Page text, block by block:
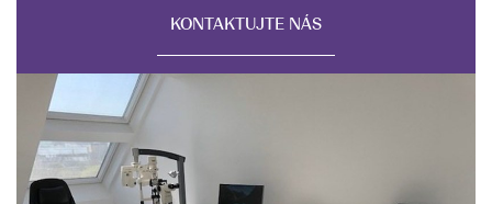
KONTAKTUJTE NÁS